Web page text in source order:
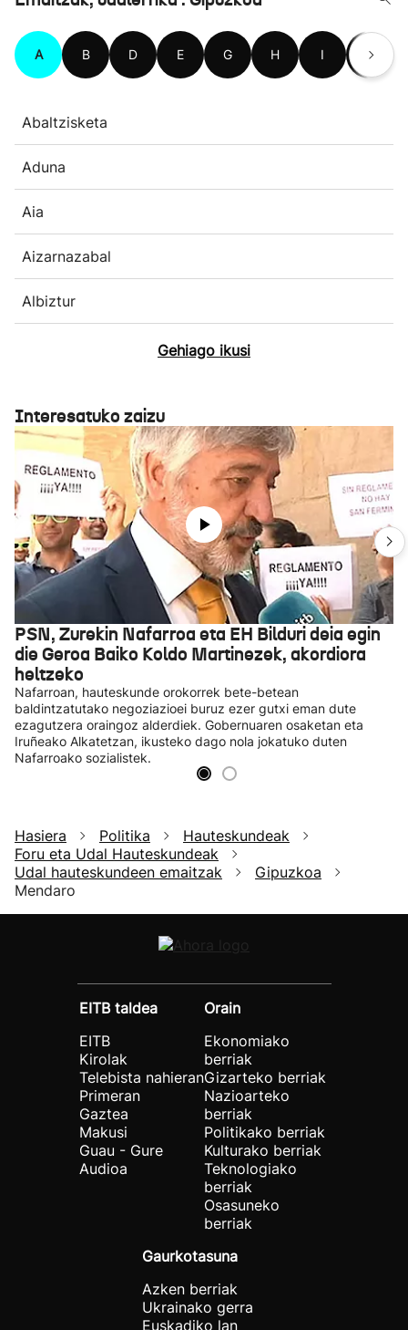
A B D E G H I L
Abaltzisketa
Aduna
Aia
Aizarnazabal
Albiztur
Gehiago ikusi
Interesatuko zaizu
PSN, Zurekin Nafarroa eta EH Bilduri deia egin
die Geroa Baiko Koldo Martinezek, akordiora
heltzeko
Nafarroan, hauteskunde orokorrek bete-betean
baldintzatutako negoziazioei buruz ezer gutxi eman dute
ezagutzera oraingoz alderdiek. Gobernuaren osaketan eta
Iruñeako Alkatetzan, ikusteko dago nola jokatuko duten
Nafarroako sozialistek.
Hasiera Politika
Hauteskundeak
Foru eta Udal Hauteskundeak
Udal hauteskundeen emaitzak
Gipuzkoa
Mendaro
EITB taldea
EITB
Kirolak
Telebista nahieran
Primeran
Gaztea
Makusi
Guau - Gure
Audioa
Orain
Ekonomiako
berriak
Gizarteko berriak
Nazioarteko
berriak
Politikako berriak
Kulturako berriak
Teknologiako
berriak
Osasuneko
berriak
Gaurkotasuna
Azken berriak
Ukrainako gerra
Euskadiko lan